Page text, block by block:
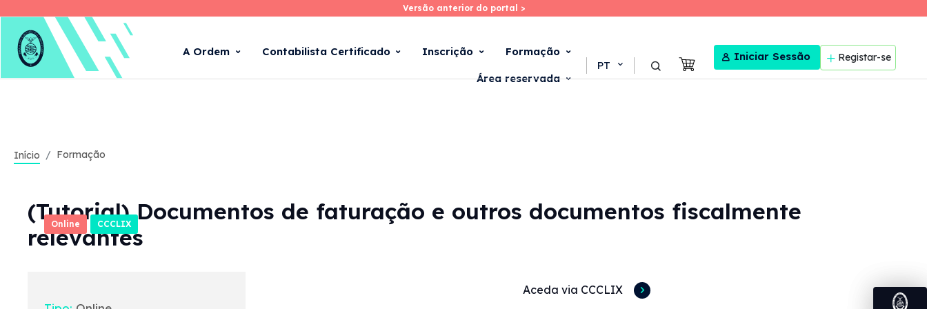
Skip
main
Versão anterior do portal >
Versão anterior do portal >
A Ordem Contabilista Certificado Inscrição Formação
Área reservada
PT User menu Registar-se
Iniciar Sessão
Início Formação
Online CCCLIX
(Tutorial) Documentos de faturação e outros documentos fiscalmente
relevantes
Aceda via CCCLIX